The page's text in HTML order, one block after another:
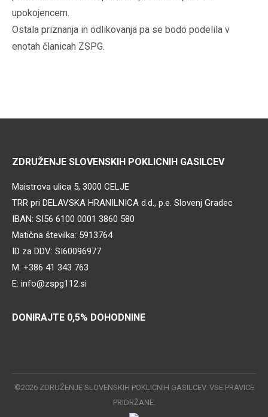
upokojencem.
Ostala priznanja in odlikovanja pa se bodo podelila v
enotah članicah ZSPG.
ZDRUŽENJE SLOVENSKIH POKLICNIH GASILCEV
Maistrova ulica 5, 3000 CELJE
TRR pri DELAVSKA HRANILNICA d.d., p.e. Slovenj Gradec
IBAN: SI56 6100 0001 3860 580
Matična številka: 5913764
ID za DDV: SI60096977
M: +386 41 343 763
E: info@zspg112.si
DONIRAJTE 0,5% DOHODNINE
©2026 ZDRUŽENJE SLOVENSKIH POKLICNIH GASILCEV. VSE PRAVICE
PRIDRŽANE.